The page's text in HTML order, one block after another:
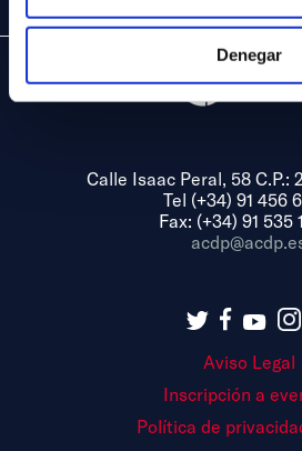
Denegar
Calle Isaac Peral, 58 C.P.:
Tel (+34) 91 456
Fax: (+34) 91 535
Aviso Legal
Inscripción a
Política de